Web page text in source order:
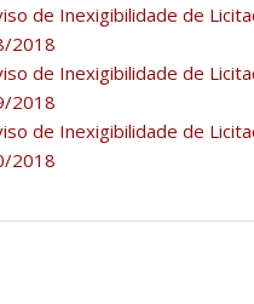
de Inexigibilidade de
2018
de Inexigibilidade de
2018
de Inexigibilidade de
2018